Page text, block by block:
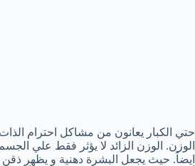
حتي الكبار يعانون من مشاكل احترام
الوزن. الوزن الزائد لا يؤثر فقط علي
ايضاً. حيث يجعل البشرة دهنية و يظهر